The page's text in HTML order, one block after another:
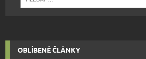
OBLÍBENÉ ČLÁNKY